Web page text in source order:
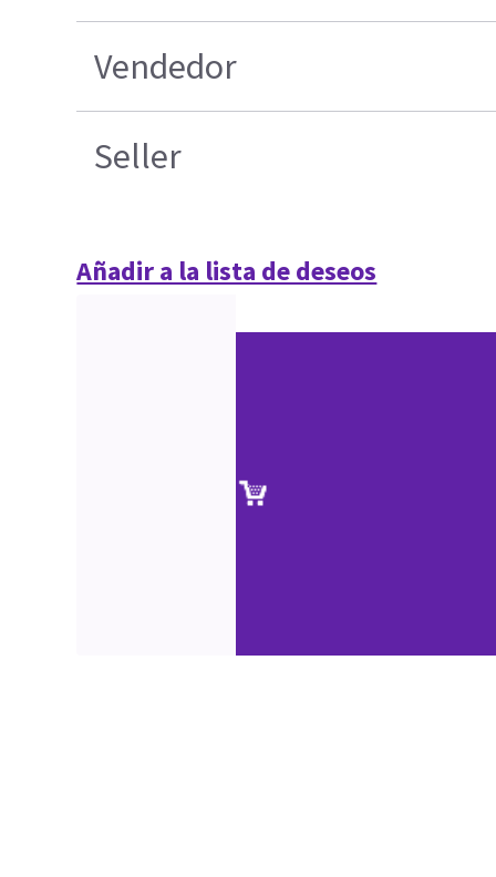
Vendedor
Seller
Añadir a la lista de deseos